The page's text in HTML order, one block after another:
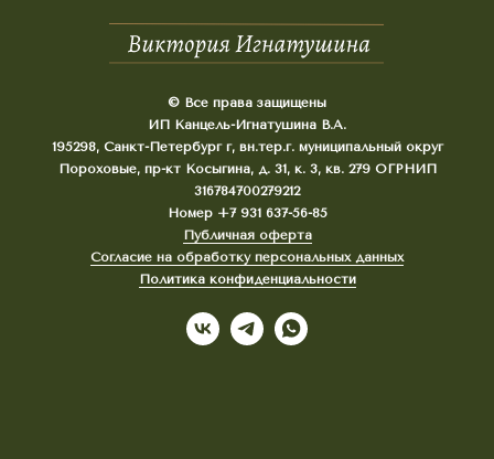
© Все права защищены
ИП Канцель-Игнатушина В.А.
195298, Санкт-Петербург г, вн.тер.г. муниципальный округ
Пороховые, пр-кт Косыгина, д. 31, к. 3, кв. 279 ОГРНИП
316784700279212
Номер +7 931 637-56-85
Публичная оферта
Согласие на обработку персональных данных
Политика конфиденциальности